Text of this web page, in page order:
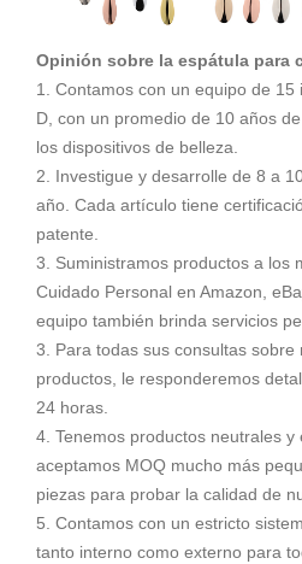
Opinión sobre la espátula para
1. Contamos con un equipo de
D, con un promedio de 10 años
los dispositivos de belleza.
2. Investigue y desarrolle de 8 a
año. Cada artículo tiene
patente.
3. Suministramos productos a los
Cuidado Personal en Amazon,
equipo también brinda servicios
3. Para todas sus consultas sobre
productos, le responderemos
24 horas.
4. Tenemos productos neutrales
aceptamos MOQ mucho más
piezas para probar la calidad de
5. Contamos con un estricto
tanto interno como externo para